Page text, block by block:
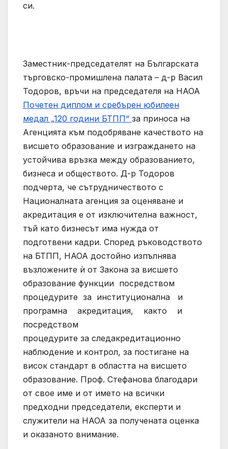
си.
Заместник-председателят на Българската
търговско-промишлена палата – д-р Васил
Тодоров, връчи на председателя на НАОА
Почетен диплом и сребърен юбилеен
медал „120 години БТПП“ за приноса на
Агенцията към подобряване качеството на
висшето образование и изграждането на
устойчива връзка между образованието,
бизнеса и обществото. Д-р Тодоров
подчерта, че сътрудничеството с
Националната агенция за оценяване и
акредитация е от изключителна важност,
тъй като бизнесът има нужда от
подготвени кадри. Според ръководството
на БТПП, НАОА достойно изпълнява
възложените ѝ от Закона за висшето
образование функции посредством
процедурите за институционална и
програмна акредитация, както и
посредством
процедурите за следакредитационно
наблюдение и контрол, за постигане на
висок стандарт в областта на висшето
образование. Проф. Стефанова благодари
от свое име и от името на всички
предходни председатели, експерти и
служители на НАОА за получената оценка
и оказаното внимание.